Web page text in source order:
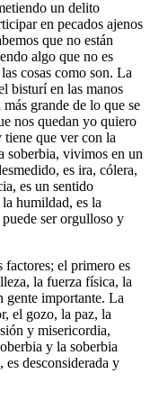
un delito
en pecados ajenos
que no están
algo que no es
cosas como son. La
bisturí en las manos
grande de lo que se
nos quedan yo quiero
que ver con la
soberbia, vivimos en un
es ira, cólera,
es un sentido
humildad, es la
ser orgulloso y
factores; el primero es
la fuerza física, la
gente importante. La
el gozo, la paz, la
y misericordia,
y la soberbia
es desconsiderada y